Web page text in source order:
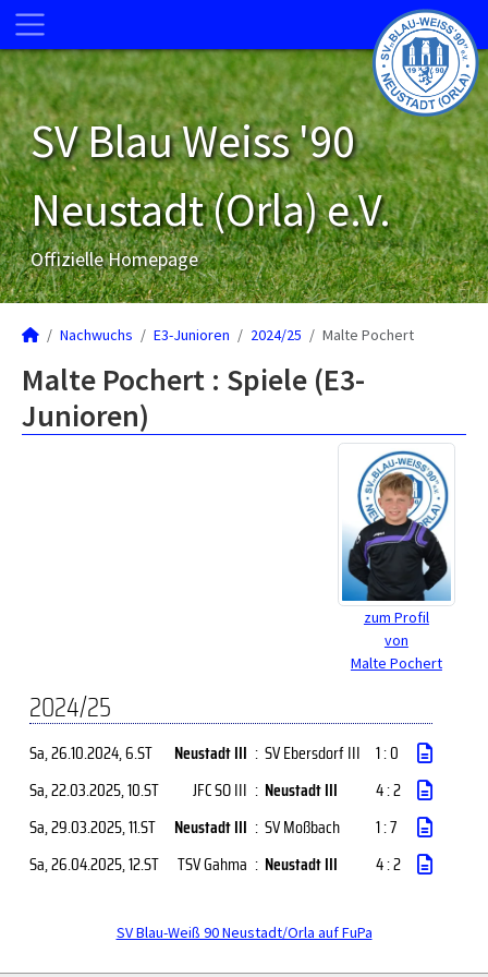
SV Blau Weiss '90
Neustadt (Orla) e.V.
Offizielle Homepage
Nachwuchs E3-Junioren 2024/25 Malte Pochert
Malte Pochert : Spiele (E3-
Junioren)
zum Profil
von
Malte Pochert
2024/25
Sa, 26.10.2024, 6.ST Neustadt III : SV Ebersdorf III 1 : 0
Sa, 22.03.2025, 10.ST JFC SO III : Neustadt III
4 : 2
Sa, 29.03.2025, 11.ST Neustadt III : SV Moßbach
1 : 7
Sa, 26.04.2025, 12.ST TSV Gahma : Neustadt III 4 : 2
SV Blau-Weiß 90 Neustadt/Orla auf FuPa